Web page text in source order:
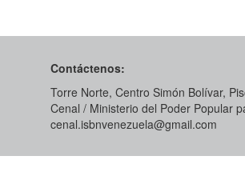
Contáctenos:
Torre Norte, Centro Simón Bolívar,
Cenal / Ministerio del Poder Popular
cenal.isbnvenezuela@gmail.com